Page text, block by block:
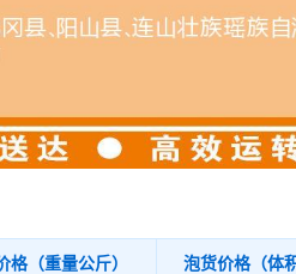
格（重量公斤） 泡货价格（体